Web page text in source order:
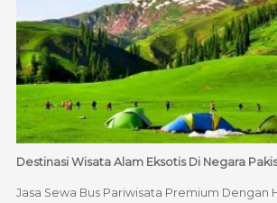
Destinasi Wisata Alam Eksotis Di Negara
Jasa Sewa Bus Pariwisata Premium Dengan